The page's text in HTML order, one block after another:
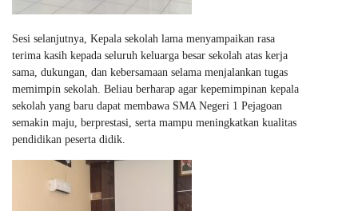
Sesi selanjutnya, Kepala sekolah lama menyampaikan rasa
terima kasih kepada seluruh keluarga besar sekolah atas kerja
sama, dukungan, dan kebersamaan selama menjalankan tugas
memimpin sekolah. Beliau berharap agar kepemimpinan kepala
sekolah yang baru dapat membawa SMA Negeri 1 Pejagoan
semakin maju, berprestasi, serta mampu meningkatkan kualitas
pendidikan peserta didik.